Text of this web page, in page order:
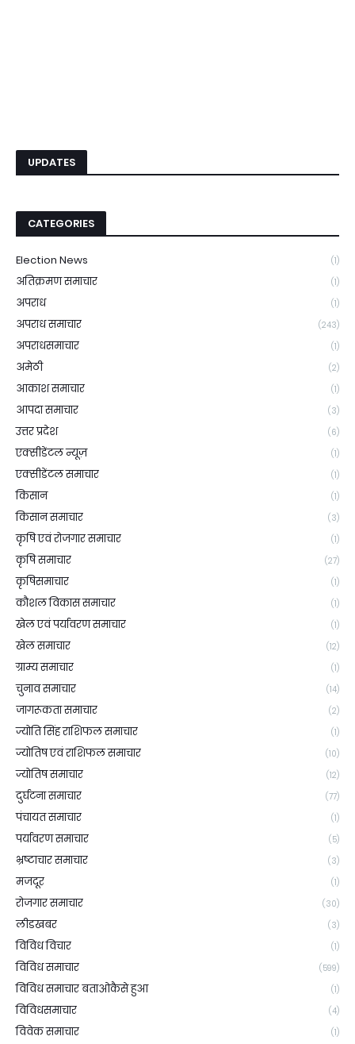
UPDATES
CATEGORIES
Election News (1)
अतिक्रमण समाचार (1)
अपराध (1)
अपराध समाचार (243)
अपराधसमाचार (1)
अमेठी (2)
आकाश समाचार (1)
आपदा समाचार (3)
उत्तर प्रदेश (6)
एक्सीडेंटल न्यूज़ (1)
एक्सीडेंटल समाचार (1)
किसान (1)
किसान समाचार (3)
कृषि एवं रोजगार समाचार (1)
कृषि समाचार (27)
कृषिसमाचार (1)
कौशल विकास समाचार (1)
खेल एवं पर्यावरण समाचार (1)
खेल समाचार (12)
ग्राम्य समाचार (1)
चुनाव समाचार (14)
जागरूकता समाचार (2)
ज्योति सिंह राशिफल समाचार (1)
ज्योतिष एवं राशिफल समाचार (10)
ज्योतिष समाचार (12)
दुर्घटना समाचार (77)
पंचायत समाचार (1)
पर्यावरण समाचार (5)
भ्रष्टाचार समाचार (3)
मजदूर (1)
रोजगार समाचार (30)
लीडखबर (3)
विविध विचार (1)
विविध समाचार (599)
विविध समाचार बताओकैसे हुआ (1)
विविधसमाचार (4)
विवेक समाचार (1)